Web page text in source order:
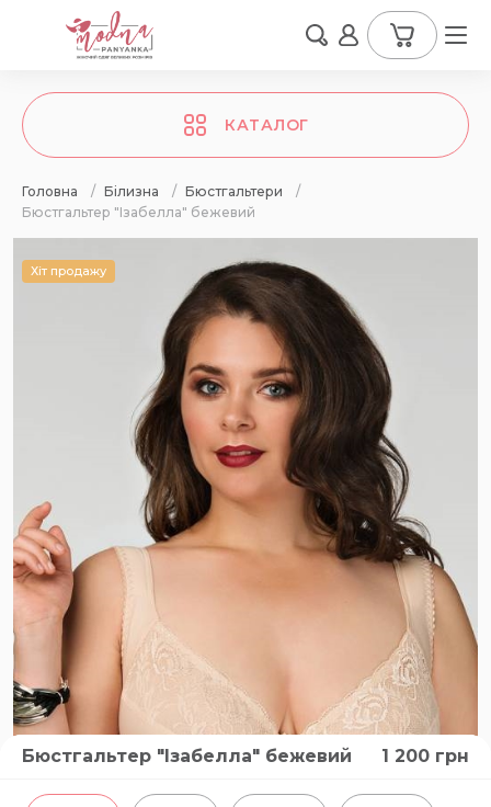
КАТАЛОГ
Головна / Білизна / Бюстгальтери
/
Бюстгальтер "Ізабелла" бежевий
Хіт продажу
Бюстгальтер "Ізабелла" бежевий 1 200 грн